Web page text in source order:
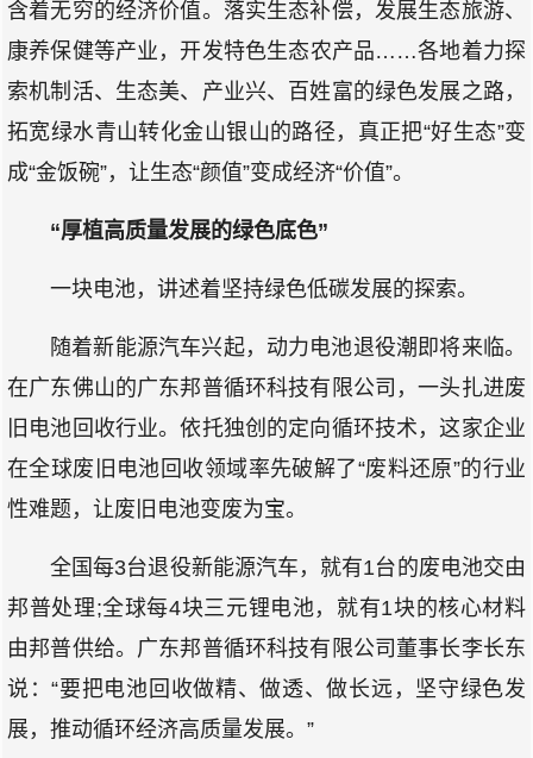
含着无穷的经济价值。落实生态补偿，发展生态旅游、
康养保健等产业，开发特色生态农产品……各地着力探
索机制活、生态美、产业兴、百姓富的绿色发展之路，
拓宽绿水青山转化金山银山的路径，真正把“好生态”变
成“金饭碗”，让生态“颜值”变成经济“价值”。
“厚植高质量发展的绿色底色”
一块电池，讲述着坚持绿色低碳发展的探索。
随着新能源汽车兴起，动力电池退役潮即将来临。
在广东佛山的广东邦普循环科技有限公司，一头扎进废
旧电池回收行业。依托独创的定向循环技术，这家企业
在全球废旧电池回收领域率先破解了“废料还原”的行业
性难题，让废旧电池变废为宝。
全国每3台退役新能源汽车，就有1台的废电池交由
邦普处理;全球每4块三元锂电池，就有1块的核心材料
由邦普供给。广东邦普循环科技有限公司董事长李长东
说：“要把电池回收做精、做透、做长远，坚守绿色发
展，推动循环经济高质量发展。”